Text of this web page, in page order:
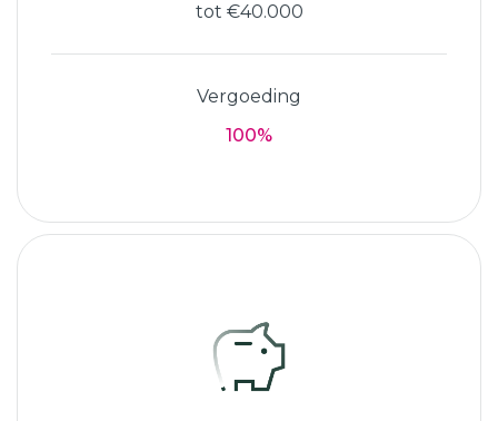
tot €40.000
Vergoeding
100%